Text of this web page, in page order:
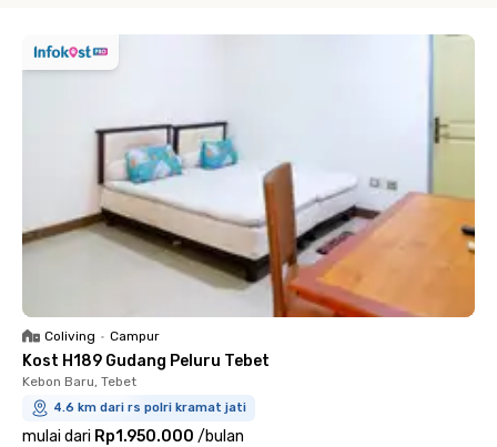
Coliving • Campur
Kost H189 Gudang Peluru Tebet
Kebon Baru, Tebet
4.6 km dari rs polri kramat jati
mulai dari Rp1.950.000 /bulan